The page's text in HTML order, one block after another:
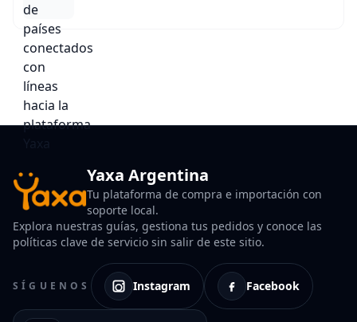
Yaxa Argentina
Tu plataforma de compra e importación con
soporte local.
Explora nuestras guías, gestiona tus pedidos y conoce las
políticas clave de servicio sin salir de este sitio.
SÍGUENOS Instagram Facebook